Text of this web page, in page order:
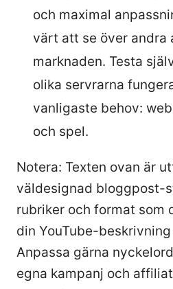
och maximal
värt att se över andra
marknaden. Testa
olika servrarna
vanligaste behov:
och spel.
Notera: Texten ovan är
väldesignad bloggpost-
rubriker och format som
din YouTube-
Anpassa gärna
egna kampanj och